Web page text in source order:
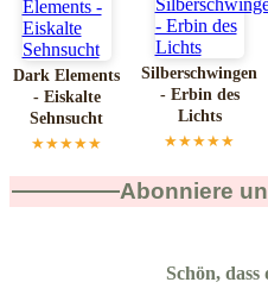
Dark Elements
- Eiskalte
Sehnsucht
★★★★★
Silberschwingen
- Erbin des
Lichts
★★★★★
Abonniere
Schön,